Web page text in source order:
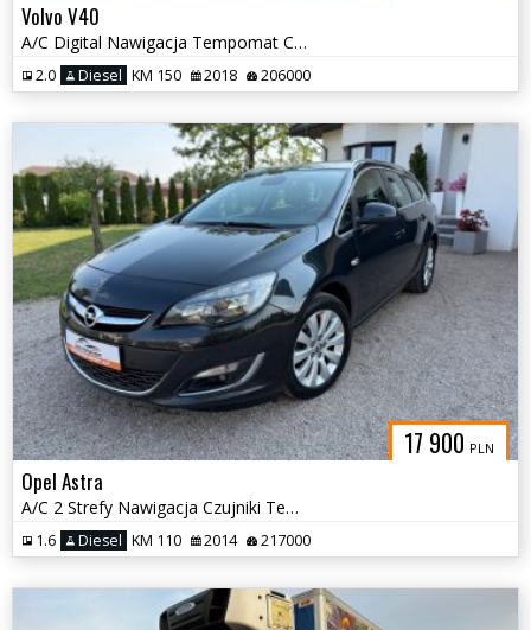
Volvo V40
A/C Digital Nawigacja Tempomat Czujniki Led
2.0 Diesel KM 150 2018 206000
17 900 PLN
Opel Astra
A/C 2 Strefy Nawigacja Czujniki Tempomat
1.6 Diesel KM 110 2014 217000